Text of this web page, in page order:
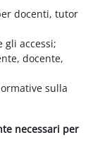
docenti, tutor
gli accessi;
docente,
sulla
necessari per